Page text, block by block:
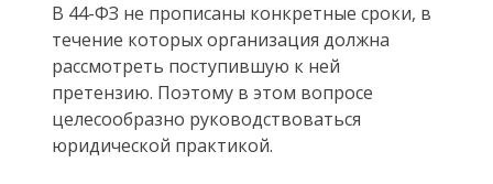
В 44-ФЗ не прописаны конкретные сроки, в
течение которых организация должна
рассмотреть поступившую к ней
претензию. Поэтому в этом вопросе
целесообразно руководствоваться
юридической практикой.